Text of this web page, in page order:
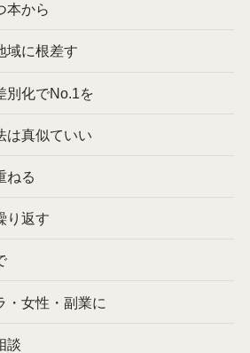
本から
域に根差す
別化でNo.1を
は真似ていい
ねる
り返す
・女性・副業に
談